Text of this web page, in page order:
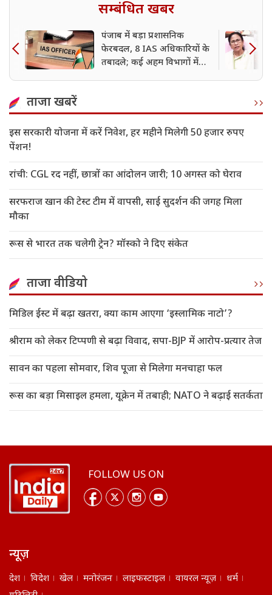
सम्बंधित खबर
पंजाब में बड़ा प्रशासनिक
फेरबदल, 8 IAS अधिकारियों के
तबादले; कई अहम विभागों में
ताजा खबरें
इस सरकारी योजना में करें निवेश, हर महीने मिलेगी 50 हजार रुपए
पेंशन!
रांची: CGL रद नहीं, छात्रों का आंदोलन जारी; 10 अगस्त को घेराव
सरफराज खान की टेस्ट टीम में वापसी, साई सुदर्शन की जगह मिला
मौका
रूस से भारत तक चलेगी ट्रेन? मॉस्को ने दिए संकेत
ताजा वीडियो
मिडिल ईस्ट में बढ़ा खतरा, क्या काम आएगा ‘इस्लामिक नाटो’?
श्रीराम को लेकर टिप्पणी से बढ़ा विवाद, सपा-BJP में आरोप-प्रत्यार तेज
सावन का पहला सोमवार, शिव पूजा से मिलेगा मनचाहा फल
रूस का बड़ा मिसाइल हमला, यूक्रेन में तबाही; NATO ने बढ़ाई सतर्कता
FOLLOW US ON
न्यूज़
देश विदेश खेल मनोरंजन लाइफस्टाइल वायरल न्यूज़
धर्म